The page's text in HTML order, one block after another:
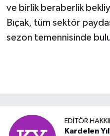
ve birlik beraberlik
Bıçak, tüm sektör
sezon temennisinde
EDITÖR
Kardelen